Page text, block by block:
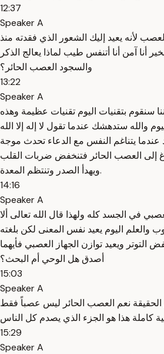
12:37
Speaker A
لأنه يعيد إليك الشعور الذي فقدته منذ
أنا آمن أنا أتنفس طيب لماذا يعالج الذكر
والسجود العصب الحائر؟
13:22
Speaker A
سنقوم بتقنيات اليوم تقنيات عظيمة وهذه
والله ستدهشك عندما تقول لا إله إلا الله
يتناغم النفس مع الدعاء تحدث موجة
إلى العصب الحائر فتنخفض ضربات القلب
ويهدأ الصدر وتنتظم المعدة.
14:16
Speaker A
في الجسد كله ولهذا قال الله تعالى ألا
والعلم اليوم يعيد نفس المعنى لكن بلغته
ويعيد توازن الجهاز العصبي فأيهما
أصدق هل الوحي أم البحث؟
15:03
Speaker A
نعم العصب الحائر ليس عصباً فقط
15:29
Speaker A